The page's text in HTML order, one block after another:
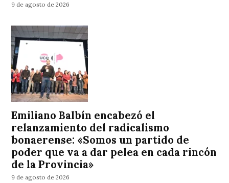
9 de agosto de 2026
Emiliano Balbín encabezó el
relanzamiento del radicalismo
bonaerense: «Somos un partido de
poder que va a dar pelea en cada rincón
de la Provincia»
9 de agosto de 2026